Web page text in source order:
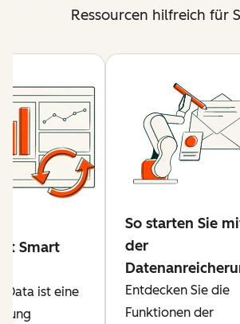
Ressourcen hilfreich für
Smart
Data ist eine
So starten Sie
der
Entdecken Sie die
Funktionen der